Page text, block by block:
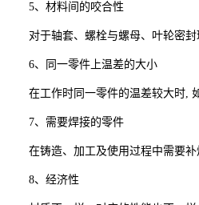
5、材料间的咬合性
对于轴套、螺栓与螺母、叶轮密封
6、同一零件上温差的大小
在工作时同一零件的温差较大时, 如
7、需要焊接的零件
在铸造、加工及使用过程中需要补
8、经济性